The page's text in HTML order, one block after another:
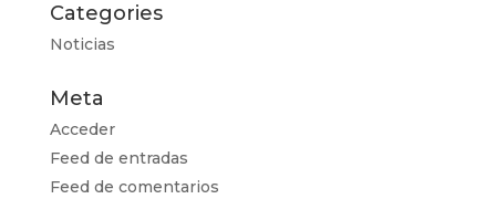
Categories
Noticias
Meta
Acceder
Feed de entradas
Feed de comentarios